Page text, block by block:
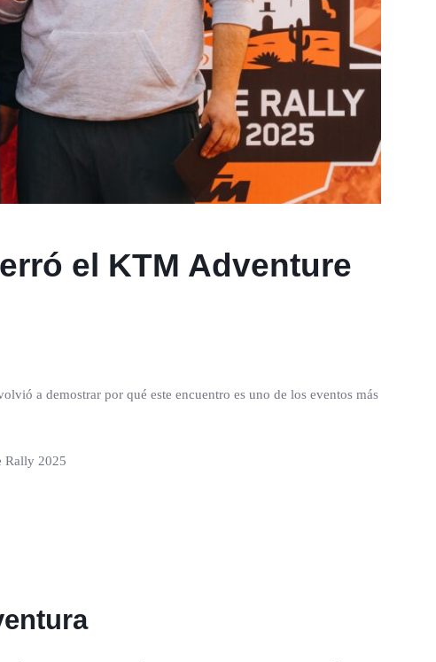
el KTM Adventure
a demostrar por qué este encuentro es uno de los eventos más